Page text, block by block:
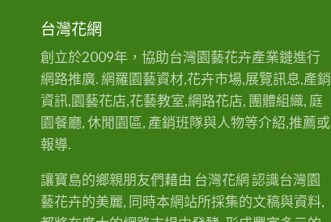
園
批
發
花
市
台灣花網
創立於2009年，協助台灣園藝花卉產業鏈進行
網路推廣. 網羅園藝資材,花卉市場,展覽訊息,產銷
資訊,園藝花店,花藝教室,網路花店, 團體組織, 庭
園餐廳, 休閒園區, 產銷班隊與人物等介紹,推薦或
報導.
讓寶島的鄉親朋友們藉由 台灣花網 認識台灣園
藝花卉的美麗, 同時本網站所採集的文稿與資料,